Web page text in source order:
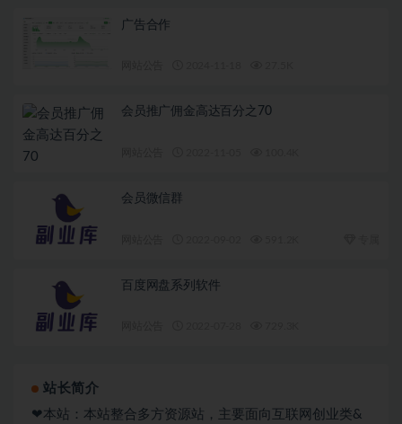
广告合作
会员推广佣金高达百分之70
会员微信群
百度网盘系列软件
站长简介
❤本站：本站整合多方资源站，主要面向互联网创业类&